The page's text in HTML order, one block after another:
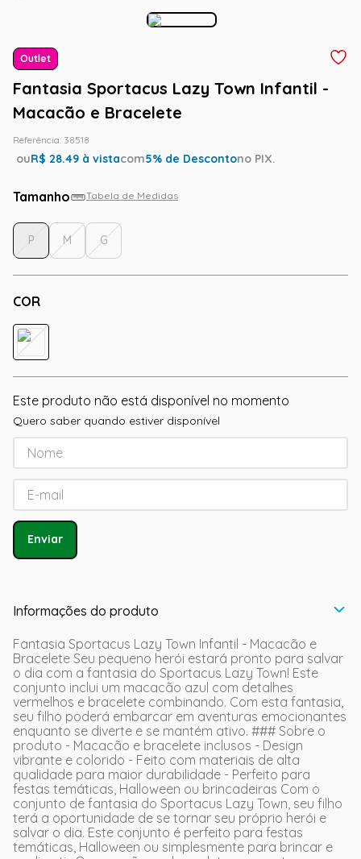
Outlet
Fantasia Sportacus Lazy Town Infantil -
Macacão e Bracelete
Referência: 38518
ouR$ 28.49 à vistacom5% de Descontono PIX.
Tamanho Tabela de Medidas
COR
P M G
Este produto não está disponível no momento
Quero saber quando estiver disponível
Enviar
Informações do produto
Fantasia Sportacus Lazy Town Infantil - Macacão e
Bracelete Seu pequeno herói estará pronto para salvar
o dia com a fantasia do Sportacus Lazy Town! Este
conjunto inclui um macacão azul com detalhes
vermelhos e bracelete combinando. Com esta fantasia,
seu filho poderá embarcar em aventuras emocionantes
enquanto se diverte e se mantém ativo. ### Sobre o
produto - Macacão e bracelete inclusos - Design
vibrante e colorido - Feito com materiais de alta
qualidade para maior durabilidade - Perfeito para
festas temáticas, Halloween ou brincadeiras Com o
conjunto de fantasia do Sportacus Lazy Town, seu filho
terá a oportunidade de se tornar seu próprio herói e
salvar o dia. Este conjunto é perfeito para festas
temáticas, Halloween ou simplesmente para brincar e